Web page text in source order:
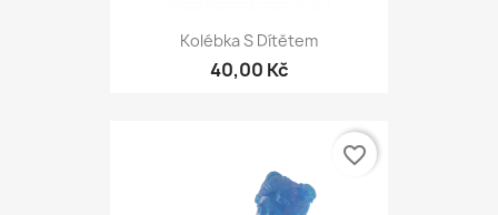
Kolébka S Dítětem
40,00 Kč
favorite_border